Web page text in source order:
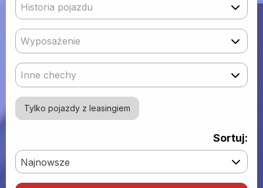
Historia pojazdu
Wyposażenie
Inne chechy
Tylko pojazdy z leasingiem
Sortuj:
Najnowsze